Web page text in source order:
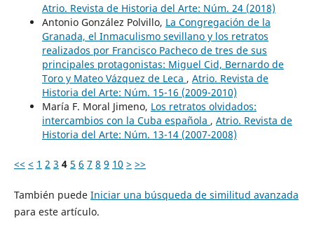
Atrio. Revista de Historia del Arte: Núm. 24 (2018)
Antonio González Polvillo, La Congregación de la
Granada, el Inmaculismo sevillano y los retratos
realizados por Francisco Pacheco de tres de sus
principales protagonistas: Miguel Cid, Bernardo de
Toro y Mateo Vázquez de Leca , Atrio. Revista de
Historia del Arte: Núm. 15-16 (2009-2010)
María F. Moral Jimeno, Los retratos olvidados:
intercambios con la Cuba española , Atrio. Revista de
Historia del Arte: Núm. 13-14 (2007-2008)
<< < 1 2 3 4 5 6 7 8 9 10 > >>
También puede Iniciar una búsqueda de similitud avanzada
para este artículo.